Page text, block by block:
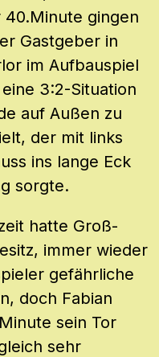
gingen
Gastgeber in
im Aufbauspiel
3:2-Situation
auf Außen zu
der mit links
ins lange Eck
sorgte.
hatte Groß-
immer wieder
gefährliche
doch Fabian
sein Tor
sehr